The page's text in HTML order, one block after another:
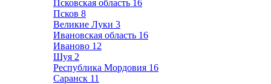
Псковская область 16
Псков 8
Великие Луки 3
Ивановская область 16
Иваново 12
Шуя 2
Республика Мордовия 16
Саранск 11